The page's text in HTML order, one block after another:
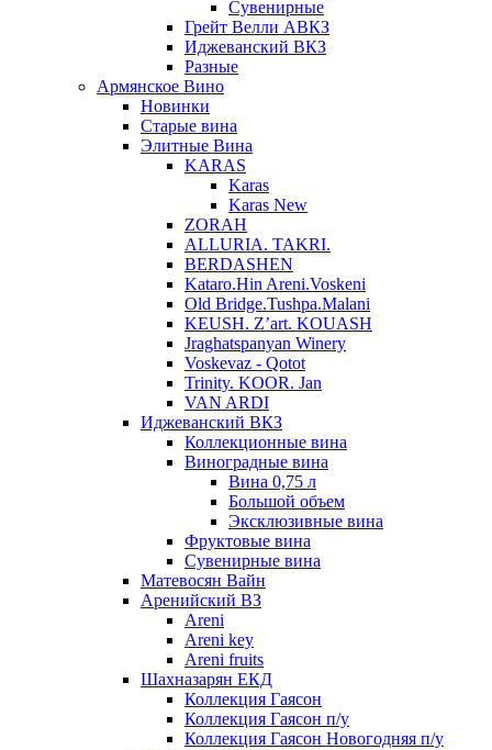
Сувенирные
Грейт Велли АВКЗ
Иджеванский ВКЗ
Разные
Армянское Вино
Новинки
Старые вина
Элитные Вина
KARAS
Karas
Karas New
ZORAH
ALLURIA. TAKRI.
BERDASHEN
Kataro.Hin Areni.Voskeni
Old Bridge.Tushpa.Malani
KEUSH. Z’art. KOUASH
Jraghatspanyan Winery
Voskevaz - Qotot
Trinity. KOOR. Jan
VAN ARDI
Иджеванский ВКЗ
Коллекционные вина
Виноградные вина
Вина 0,75 л
Большой объем
Эксклюзивные вина
Фруктовые вина
Cувенирные вина
Матевосян Вайн
Аренийский ВЗ
Areni
Areni key
Areni fruits
Шахназарян ЕКД
Коллекция Гаясон
Коллекция Гаясон п/у
Коллекция Гаясон Новогодняя п/у